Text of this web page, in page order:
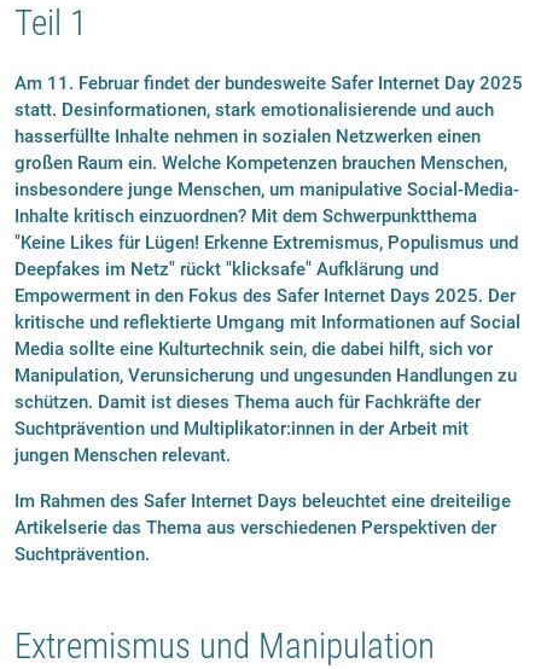
Teil 1
Am 11. Februar findet der bundesweite Safer Internet Day 2025
statt. Desinformationen, stark emotionalisierende und auch
hasserfüllte Inhalte nehmen in sozialen Netzwerken einen
großen Raum ein. Welche Kompetenzen brauchen Menschen,
insbesondere junge Menschen, um manipulative Social-Media-
Inhalte kritisch einzuordnen? Mit dem Schwerpunktthema
"Keine Likes für Lügen! Erkenne Extremismus, Populismus und
Deepfakes im Netz" rückt "klicksafe" Aufklärung und
Empowerment in den Fokus des Safer Internet Days 2025. Der
kritische und reflektierte Umgang mit Informationen auf Social
Media sollte eine Kulturtechnik sein, die dabei hilft, sich vor
Manipulation, Verunsicherung und ungesunden Handlungen zu
schützen. Damit ist dieses Thema auch für Fachkräfte der
Suchtprävention und Multiplikator:innen in der Arbeit mit
jungen Menschen relevant.
Im Rahmen des Safer Internet Days beleuchtet eine dreiteilige
Artikelserie das Thema aus verschiedenen Perspektiven der
Suchtprävention.
Extremismus und Manipulation